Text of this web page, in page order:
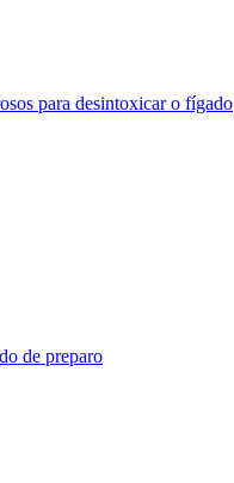
para desintoxicar o fígado
de preparo